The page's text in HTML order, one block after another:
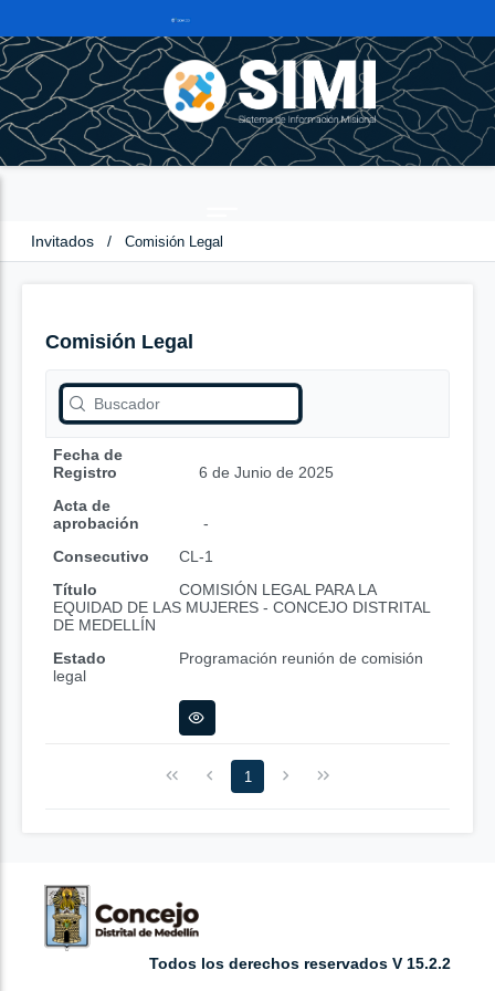
Invitados / Comisión Legal
Comisión Legal
Fecha de
Registro
6 de Junio de 2025
Acta de
aprobación
-
Consecutivo
CL-1
Título
COMISIÓN LEGAL PARA LA
EQUIDAD DE LAS MUJERES - CONCEJO DISTRITAL
DE MEDELLÍN
Estado
Programación reunión de comisión
legal
1
Todos los derechos reservados V 15.2.2